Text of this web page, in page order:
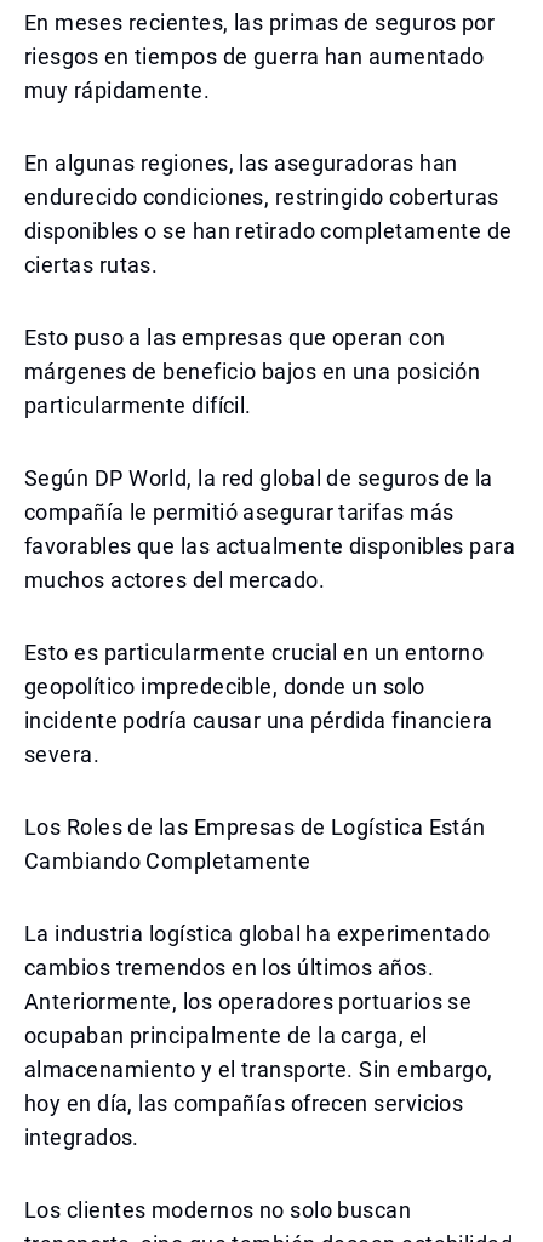
En meses recientes, las primas de seguros por
riesgos en tiempos de guerra han aumentado
muy rápidamente.
En algunas regiones, las aseguradoras han
endurecido condiciones, restringido coberturas
disponibles o se han retirado completamente de
ciertas rutas.
Esto puso a las empresas que operan con
márgenes de beneficio bajos en una posición
particularmente difícil.
Según DP World, la red global de seguros de la
compañía le permitió asegurar tarifas más
favorables que las actualmente disponibles para
muchos actores del mercado.
Esto es particularmente crucial en un entorno
geopolítico impredecible, donde un solo
incidente podría causar una pérdida financiera
severa.
Los Roles de las Empresas de Logística Están
Cambiando Completamente
La industria logística global ha experimentado
cambios tremendos en los últimos años.
Anteriormente, los operadores portuarios se
ocupaban principalmente de la carga, el
almacenamiento y el transporte. Sin embargo,
hoy en día, las compañías ofrecen servicios
integrados.
Los clientes modernos no solo buscan